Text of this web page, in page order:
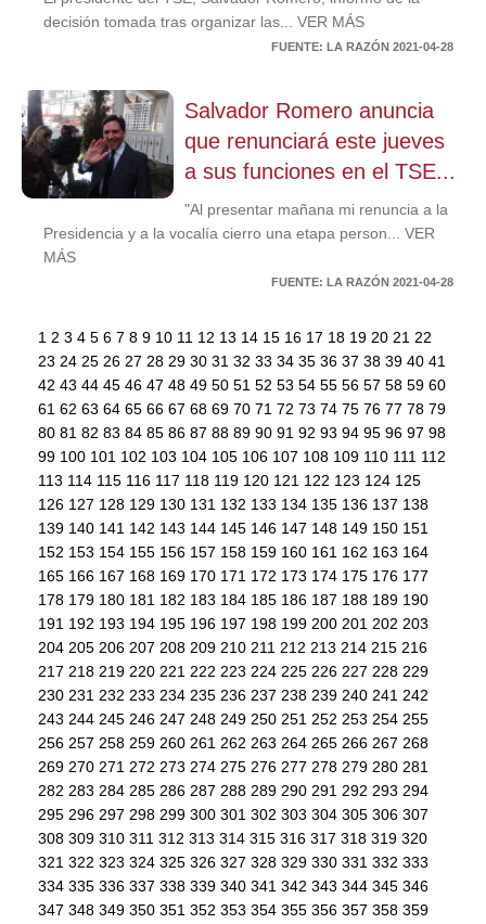
decisión tomada tras organizar las... VER MÁS
FUENTE: LA RAZÓN 2021-04-28
Salvador Romero anuncia
que renunciará este jueves
a sus funciones en el TSE...
"Al presentar mañana mi renuncia a la
Presidencia y a la vocalía cierro una etapa person... VER
MÁS
FUENTE: LA RAZÓN 2021-04-28
1 2 3 4 5 6 7 8 9 10 11 12 13 14 15 16 17 18 19 20 21 22
23 24 25 26 27 28 29 30 31 32 33 34 35 36 37 38 39 40 41
42 43 44 45 46 47 48 49 50 51 52 53 54 55 56 57 58 59 60
61 62 63 64 65 66 67 68 69 70 71 72 73 74 75 76 77 78 79
80 81 82 83 84 85 86 87 88 89 90 91 92 93 94 95 96 97 98
99 100 101 102 103 104 105 106 107 108 109 110 111 112
113 114 115 116 117 118 119 120 121 122 123 124 125
126 127 128 129 130 131 132 133 134 135 136 137 138
139 140 141 142 143 144 145 146 147 148 149 150 151
152 153 154 155 156 157 158 159 160 161 162 163 164
165 166 167 168 169 170 171 172 173 174 175 176 177
178 179 180 181 182 183 184 185 186 187 188 189 190
191 192 193 194 195 196 197 198 199 200 201 202 203
204 205 206 207 208 209 210 211 212 213 214 215 216
217 218 219 220 221 222 223 224 225 226 227 228 229
230 231 232 233 234 235 236 237 238 239 240 241 242
243 244 245 246 247 248 249 250 251 252 253 254 255
256 257 258 259 260 261 262 263 264 265 266 267 268
269 270 271 272 273 274 275 276 277 278 279 280 281
282 283 284 285 286 287 288 289 290 291 292 293 294
295 296 297 298 299 300 301 302 303 304 305 306 307
308 309 310 311 312 313 314 315 316 317 318 319 320
321 322 323 324 325 326 327 328 329 330 331 332 333
334 335 336 337 338 339 340 341 342 343 344 345 346
347 348 349 350 351 352 353 354 355 356 357 358 359